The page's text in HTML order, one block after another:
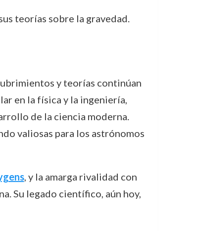
teorías sobre la gravedad.
y teorías continúan
en la física y la ingeniería,
de la ciencia moderna.
valiosas para los astrónomos
, y la amarga rivalidad con
Su legado científico, aún hoy,